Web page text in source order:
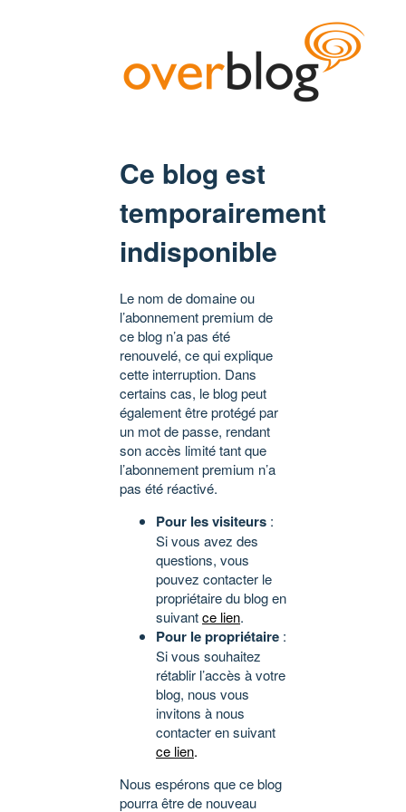
Ce blog est
temporairement
indisponible
Le nom de domaine ou
l’abonnement premium de
ce blog n’a pas été
renouvelé, ce qui explique
cette interruption. Dans
certains cas, le blog peut
également être protégé par
un mot de passe, rendant
son accès limité tant que
l’abonnement premium n’a
pas été réactivé.
Pour les visiteurs :
Si vous avez des
questions, vous
pouvez contacter le
propriétaire du blog en
suivantce lien.
Pour le propriétaire :
Si vous souhaitez
rétablir l’accès à votre
blog, nous vous
invitons à nous
contacter en suivant
ce lien.
Nous espérons que ce blog
pourra être de nouveau